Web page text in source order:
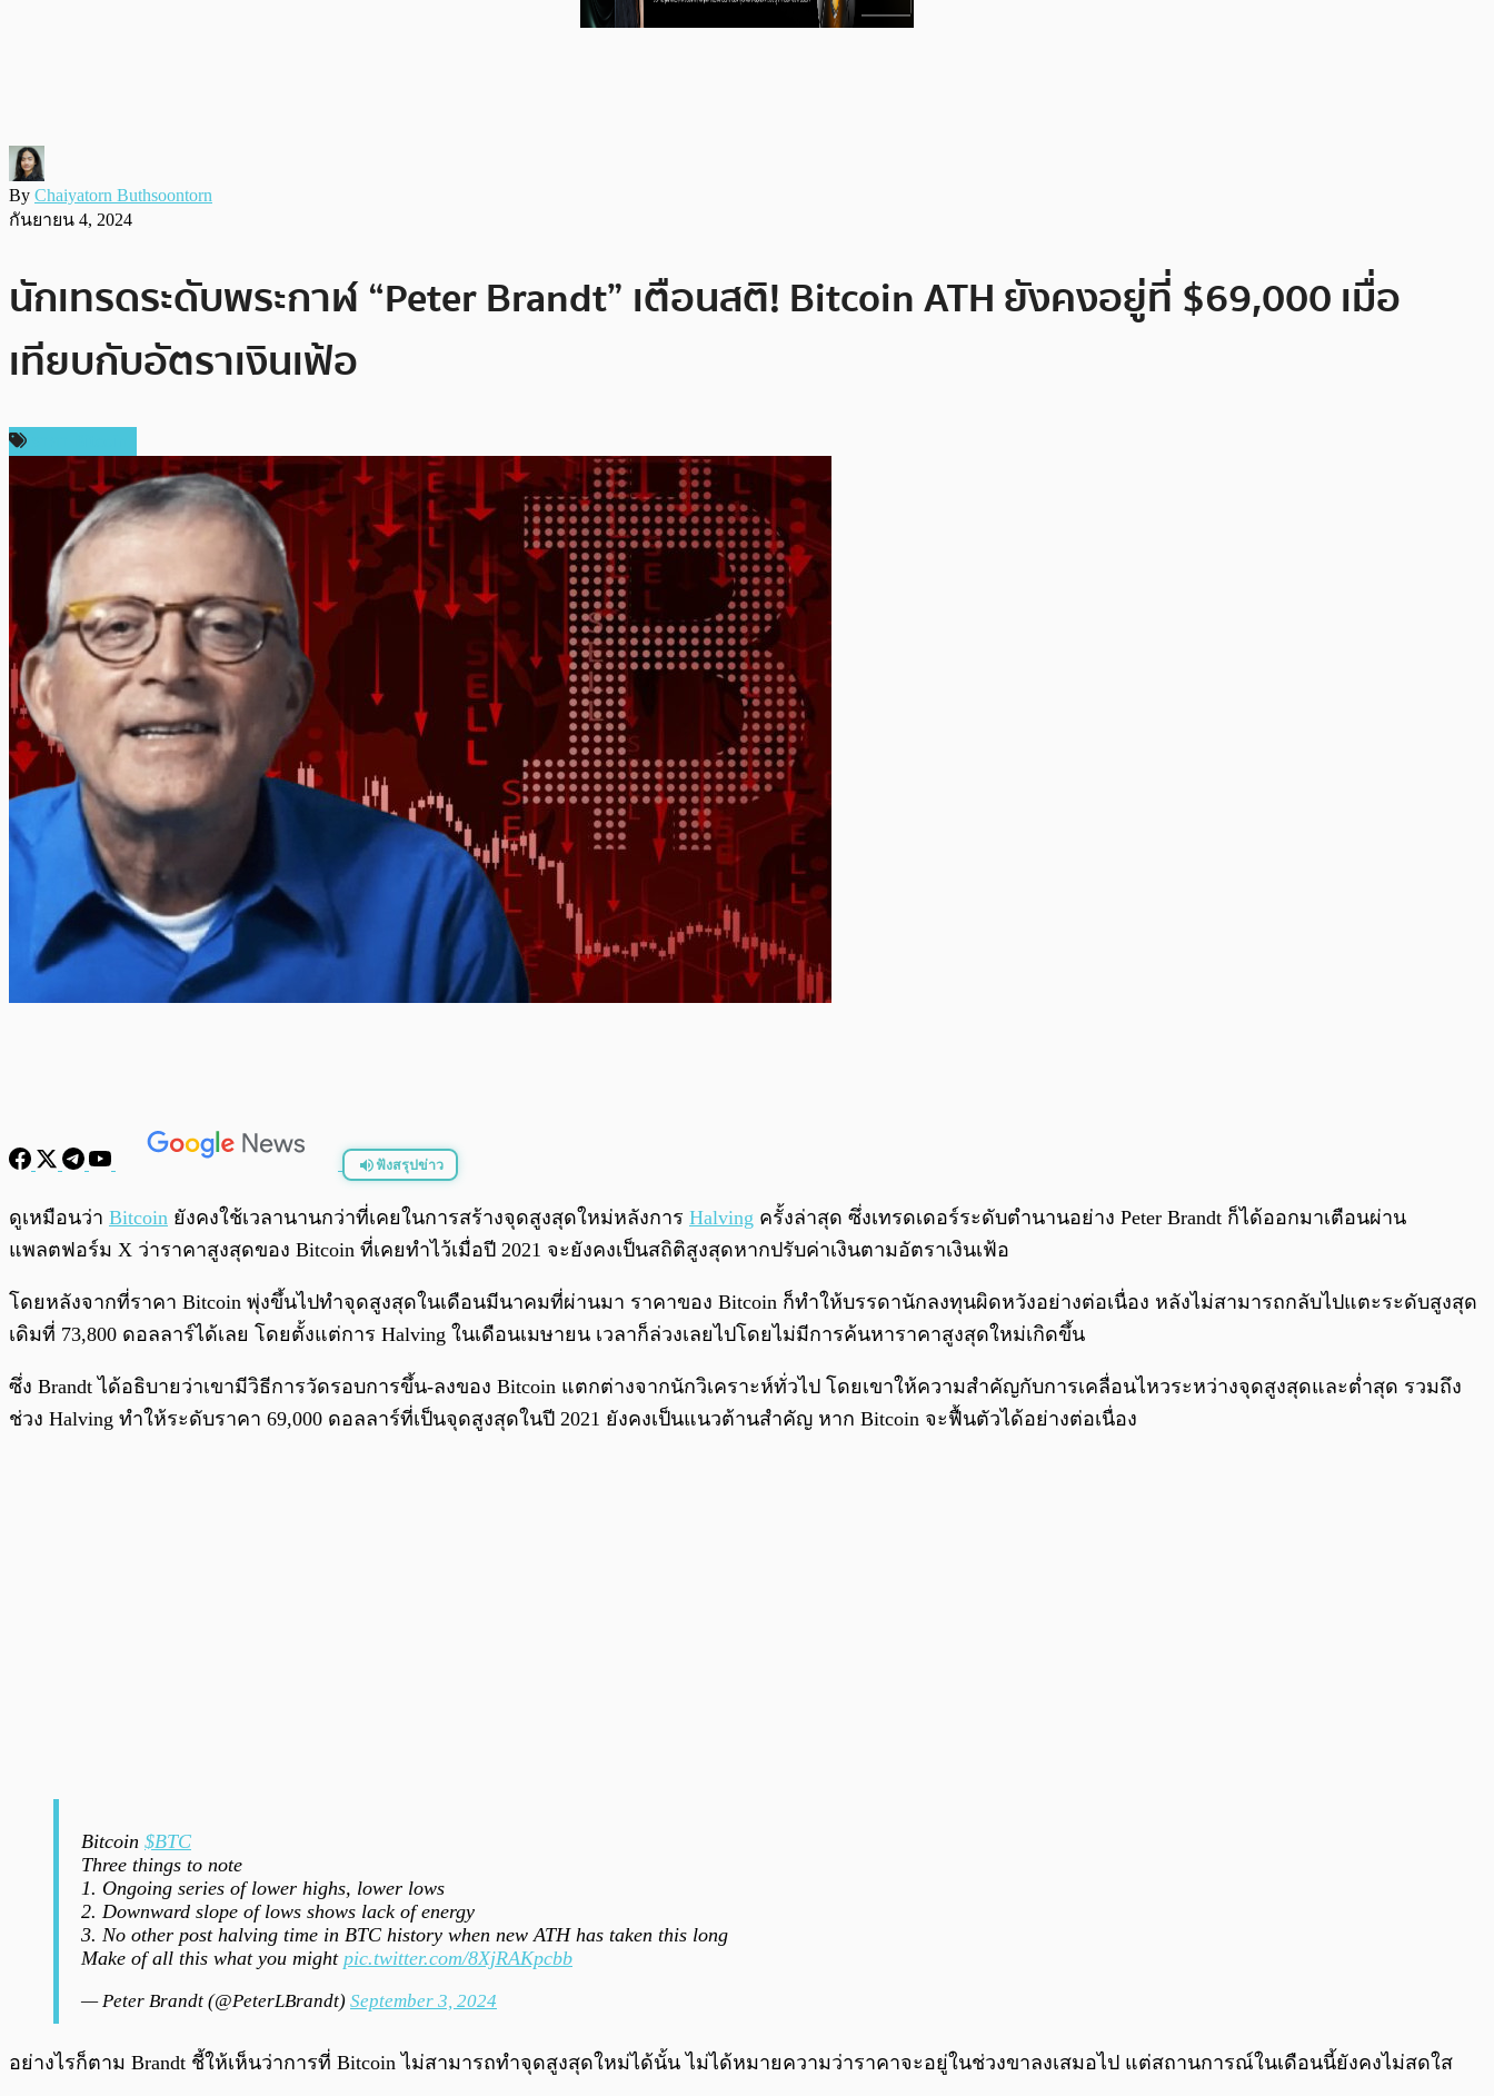
By Chaiyatorn Buthsoontorn
กันยายน 4, 2024
นักเทรดระดับพระกาฬ “Peter Brandt” เตือนสติ! Bitcoin ATH ยังคงอยู่ที่ $69,000 เมื่อ
เทียบกับอัตราเงินเฟ้อ
ฟังสรุปข่าว
พร้อมเล่น 0:00 /
ดูเหมือนว่า Bitcoin ยังคงใช้เวลานานกว่าที่เคยในการสร้างจุดสูงสุดใหม่หลังการ Halving ครั้งล่าสุด ซึ่งเทรดเดอร์ระดับตำนานอย่าง Peter Brandt ก็ได้ออกมาเตือนผ่าน
แพลตฟอร์ม X ว่าราคาสูงสุดของ Bitcoin ที่เคยทำไว้เมื่อปี 2021 จะยังคงเป็นสถิติสูงสุดหากปรับค่าเงินตามอัตราเงินเฟ้อ
โดยหลังจากที่ราคา Bitcoin พุ่งขึ้นไปทำจุดสูงสุดในเดือนมีนาคมที่ผ่านมา ราคาของ Bitcoin ก็ทำให้บรรดานักลงทุนผิดหวังอย่างต่อเนื่อง หลังไม่สามารถกลับไปแตะระดับสูงสุด
เดิมที่ 73,800 ดอลลาร์ได้เลย โดยตั้งแต่การ Halving ในเดือนเมษายน เวลาก็ล่วงเลยไปโดยไม่มีการค้นหาราคาสูงสุดใหม่เกิดขึ้น
ซึ่ง Brandt ได้อธิบายว่าเขามีวิธีการวัดรอบการขึ้น-ลงของ Bitcoin แตกต่างจากนักวิเคราะห์ทั่วไป โดยเขาให้ความสำคัญกับการเคลื่อนไหวระหว่างจุดสูงสุดและต่ำสุด รวมถึง
ช่วง Halving ทำให้ระดับราคา 69,000 ดอลลาร์ที่เป็นจุดสูงสุดในปี 2021 ยังคงเป็นแนวต้านสำคัญ หาก Bitcoin จะฟื้นตัวได้อย่างต่อเนื่อง
Bitcoin $BTC
Three things to note
1. Ongoing series of lower highs, lower lows
2. Downward slope of lows shows lack of energy
3. No other post halving time in BTC history when new ATH has taken this long
Make of all this what you might pic.twitter.com/8XjRAKpcbb
— Peter Brandt (@PeterLBrandt) September 3, 2024
อย่างไรก็ตาม Brandt ชี้ให้เห็นว่าการที่ Bitcoin ไม่สามารถทำจุดสูงสุดใหม่ได้นั้น ไม่ได้หมายความว่าราคาจะอยู่ในช่วงขาลงเสมอไป แต่สถานการณ์ในเดือนนี้ยังคงไม่สดใส